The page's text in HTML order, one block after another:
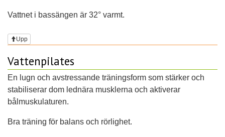
Vattnet i bassängen är 32° varmt.
Upp
Vattenpilates
En lugn och avstressande träningsform som stärker och
stabiliserar dom lednära musklerna och aktiverar
bålmuskulaturen.
Bra träning för balans och rörlighet.